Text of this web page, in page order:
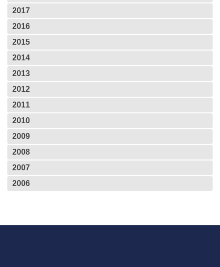
2017
2016
2015
2014
2013
2012
2011
2010
2009
2008
2007
2006